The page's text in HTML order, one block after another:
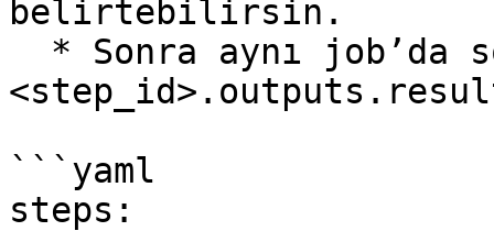
belirtebilirsin.
```yaml
steps: